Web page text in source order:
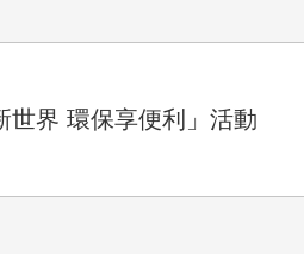
世界 環保享便利」活動